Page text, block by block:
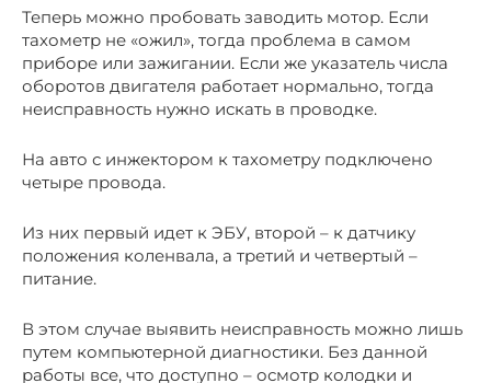
Теперь можно пробовать заводить мотор. Если
тахометр не «ожил», тогда проблема в самом
приборе или зажигании. Если же указатель числа
оборотов двигателя работает нормально, тогда
неисправность нужно искать в проводке.
На авто с инжектором к тахометру подключено
четыре провода.
Из них первый идет к ЭБУ, второй – к датчику
положения коленвала, а третий и четвертый –
питание.
В этом случае выявить неисправность можно лишь
путем компьютерной диагностики. Без данной
работы все, что доступно – осмотр колодки и